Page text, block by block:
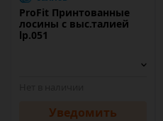
ProFit Принтованные
лосины с выс.талией
lp.051
Уведомить